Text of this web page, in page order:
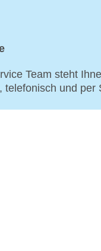
Team steht
und per